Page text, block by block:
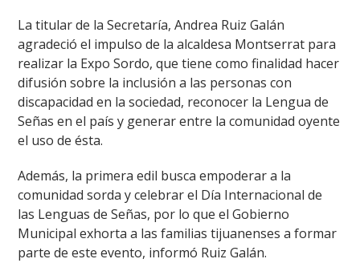
La titular de la Secretaría, Andrea Ruiz Galán
agradeció el impulso de la alcaldesa Montserrat para
realizar la Expo Sordo, que tiene como finalidad hacer
difusión sobre la inclusión a las personas con
discapacidad en la sociedad, reconocer la Lengua de
Señas en el país y generar entre la comunidad oyente
el uso de ésta.
Además, la primera edil busca empoderar a la
comunidad sorda y celebrar el Día Internacional de
las Lenguas de Señas, por lo que el Gobierno
Municipal exhorta a las familias tijuanenses a formar
parte de este evento, informó Ruiz Galán.